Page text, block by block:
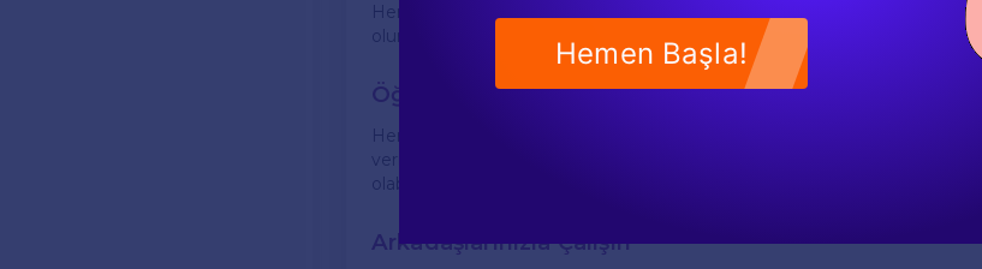
Her gün belirli bir süre boyunca workbook üzerinde çalışmak, bilgilerinizi
olur. Belirli bir program oluşturmak, daha sistematik bir şekilde
Öğrenme Stilinizi Belirleyin
Herkes farklı şekillerde öğrenir. Görsel, işitsel veya kinestetik öğrenme
verimli sonuçlar alabilirsiniz. Örneğin, kelime kartları oluşturmak veya
olabilir.
Arkadaşlarınızla Çalışın
Hemen Başla!